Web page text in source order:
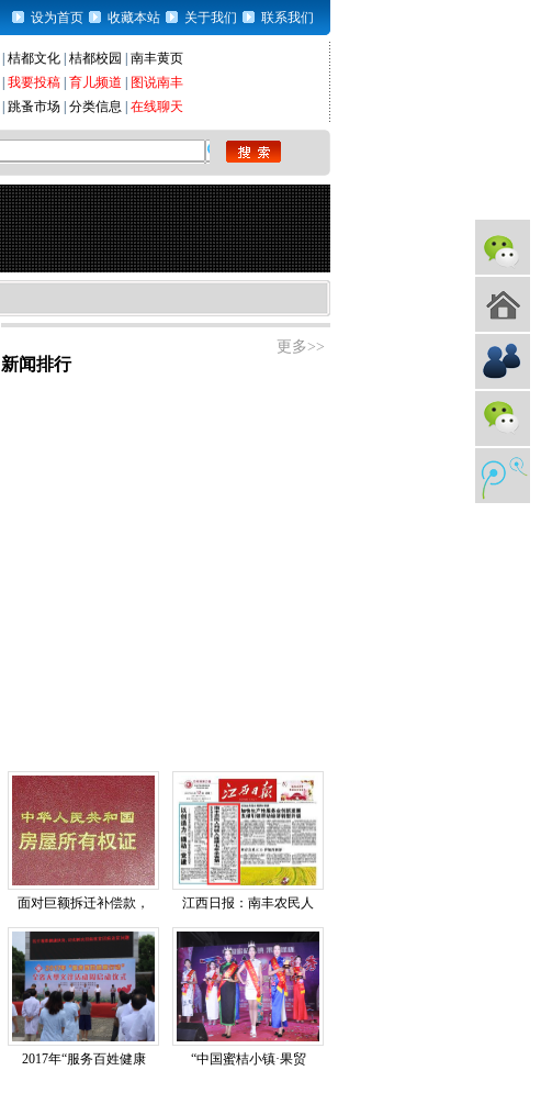
设为首页 收藏本站 关于我们 联系我们
桔都文化 桔都校园
南丰黄页
我要投稿 育儿频道
图说南丰
跳蚤市场 分类信息 在线聊天
新闻排行
更多>>
面对巨额拆迁补偿款， 江西日报：南丰农民人
2017年“服务百姓健康 “中国蜜桔小镇·果贸